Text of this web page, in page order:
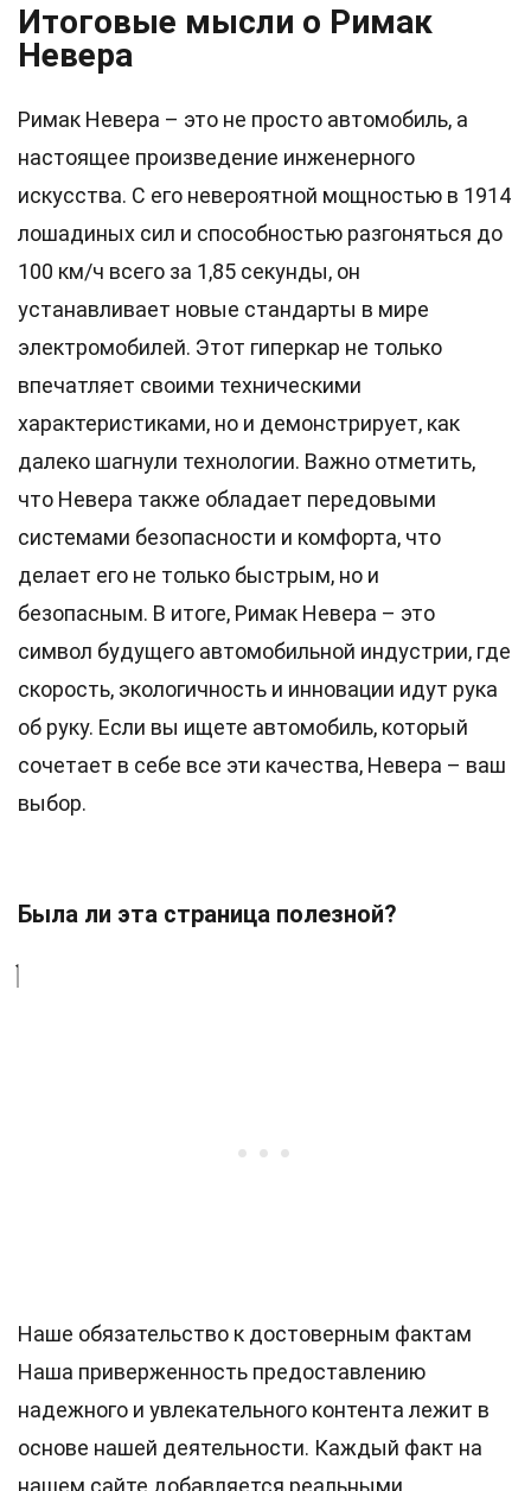
Итоговые мысли о Римак
Невера
Римак Невера – это не просто автомобиль, а
настоящее произведение инженерного
искусства. С его невероятной мощностью в 1914
лошадиных сил и способностью разгоняться до
100 км/ч всего за 1,85 секунды, он
устанавливает новые стандарты в мире
электромобилей. Этот гиперкар не только
впечатляет своими техническими
характеристиками, но и демонстрирует, как
далеко шагнули технологии. Важно отметить,
что Невера также обладает передовыми
системами безопасности и комфорта, что
делает его не только быстрым, но и
безопасным. В итоге, Римак Невера – это
символ будущего автомобильной индустрии, где
скорость, экологичность и инновации идут рука
об руку. Если вы ищете автомобиль, который
сочетает в себе все эти качества, Невера – ваш
выбор.
Была ли эта страница полезной?
Наше обязательство к достоверным фактам
Наша приверженность предоставлению
надежного и увлекательного контента лежит в
основе нашей деятельности. Каждый факт на
нашем сайте добавляется реальными